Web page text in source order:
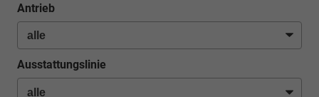
Antrieb
Ausstattungslinie